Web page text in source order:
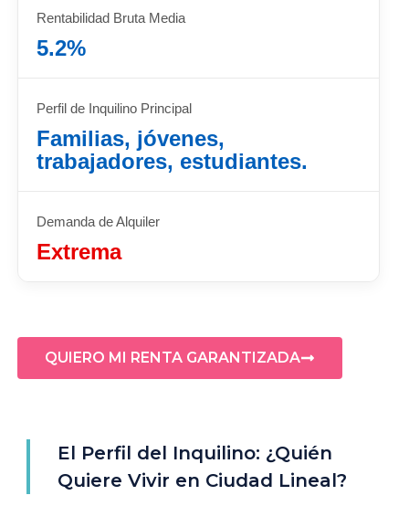
Rentabilidad Bruta Media
5.2%
Perfil de Inquilino Principal
Familias, jóvenes,
trabajadores, estudiantes.
Demanda de Alquiler
Extrema
QUIERO MI RENTA GARANTIZADA
El Perfil del Inquilino: ¿Quién
Quiere Vivir en Ciudad Lineal?